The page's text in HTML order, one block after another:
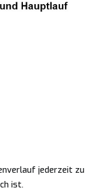
jederzeit zu
ist.